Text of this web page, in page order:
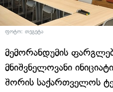
ფოტო: თეგეტა
მემორანდუმის
მნიშვნელოვანი
შორის საქართველოს